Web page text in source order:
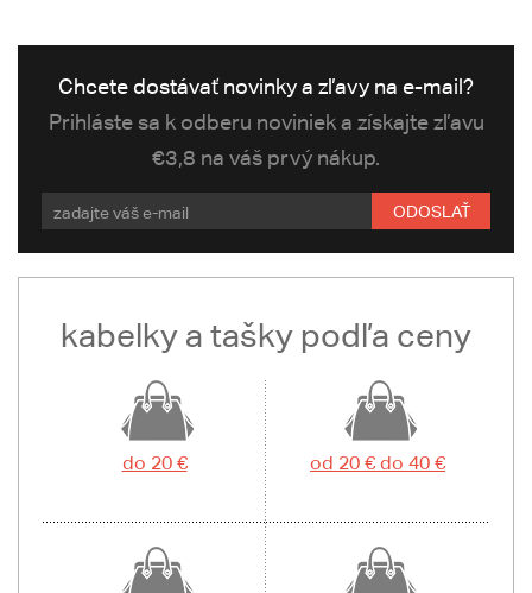
Chcete dostávať novinky a zľavy na e-mail?
Prihláste sa k odberu noviniek a získajte zľavu
€3,8 na váš prvý nákup.
ODOSLAŤ
kabelky a tašky podľa ceny
do 20 € od 20 € do 40 €